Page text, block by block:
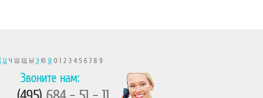
ЦЧ Ш Щ Ы ЭЮ Я 0 1 2 3 4 5 6 7 8 9
Звоните нам: